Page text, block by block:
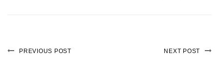
PREVIOUS POST NEXT POST